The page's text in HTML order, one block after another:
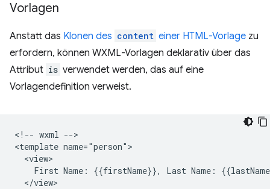
Vorlagen
Anstatt das Klonen des content einer HTML-Vorlage zu
erfordern, können WXML-Vorlagen deklarativ über das
Attribut is verwendet werden, das auf eine
Vorlagendefinition verweist.
<!-- wxml -->
<template name="person">
  <view>
First Name: {{firstName}}, Last Name:
  </view>